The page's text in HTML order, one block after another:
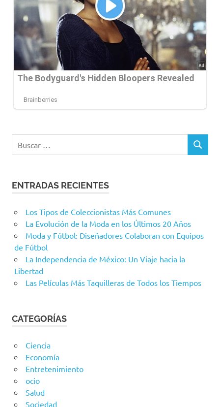
BUSCAR
ENTRADAS RECIENTES
Los Tipos de Coleccionistas Más Comunes
La Evolución de la Moda en los Últimos 20 Años
Moda y Fútbol: Diseñadores Colaboran con Equipos
de Fútbol
La Independencia de México: Un Viaje hacia la
Libertad
Las Películas Más Taquilleras de Todos los Tiempos
CATEGORÍAS
Ciencia
Economía
Entretenimiento
ocio
Salud
Sociedad